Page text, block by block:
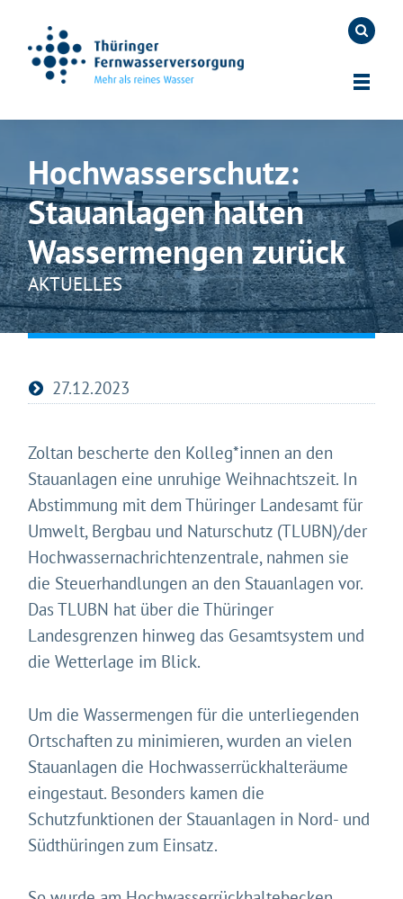
Hochwasserschutz:
Stauanlagen halten
Wassermengen zurück
AKTUELLES
27.12.2023
Zoltan bescherte den Kolleg*innen an den
Stauanlagen eine unruhige Weihnachtszeit. In
Abstimmung mit dem Thüringer Landesamt für
Umwelt, Bergbau und Naturschutz (TLUBN)/der
Hochwassernachrichtenzentrale, nahmen sie
die Steuerhandlungen an den Stauanlagen vor.
Das TLUBN hat über die Thüringer
Landesgrenzen hinweg das Gesamtsystem und
die Wetterlage im Blick.
Um die Wassermengen für die unterliegenden
Ortschaften zu minimieren, wurden an vielen
Stauanlagen die Hochwasserrückhalteräume
eingestaut. Besonders kamen die
Schutzfunktionen der Stauanlagen in Nord- und
Südthüringen zum Einsatz.